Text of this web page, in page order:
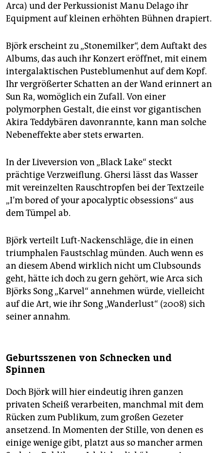
Arca) und der Perkussionist Manu Delago ihr
Equipment auf kleinen erhöhten Bühnen drapiert.
Björk erscheint zu „Stonemilker“, dem Auftakt des
Albums, das auch ihr Konzert eröffnet, mit einem
intergalaktischen Pusteblumenhut auf dem Kopf.
Ihr vergrößerter Schatten an der Wand erinnert an
Sun Ra, womöglich ein Zufall. Von einer
polymorphen Gestalt, die einst vor gigantischen
Akira Teddybären davonrannte, kann man solche
Nebeneffekte aber stets erwarten.
In der Liveversion von „Black Lake“ steckt
prächtige Verzweiflung. Ghersi lässt das Wasser
mit vereinzelten Rauschtropfen bei der Textzeile
„I’m bored of your apocalyptic obsessions“ aus
dem Tümpel ab.
Björk verteilt Luft-Nackenschläge, die in einen
triumphalen Faustschlag münden. Auch wenn es
an diesem Abend wirklich nicht um Clubsounds
geht, hätte ich doch zu gern gehört, wie Arca sich
Björks Song „Karvel“ annehmen würde, vielleicht
auf die Art, wie ihr Song „Wanderlust“ (2008) sich
seiner annahm.
Geburtsszenen von Schnecken und
Spinnen
Doch Björk will hier eindeutig ihren ganzen
privaten Scheiß verarbeiten, manchmal mit dem
Rücken zum Publikum, zum großen Gezeter
ansetzend. In Momenten der Stille, von denen es
einige wenige gibt, platzt aus so mancher armen